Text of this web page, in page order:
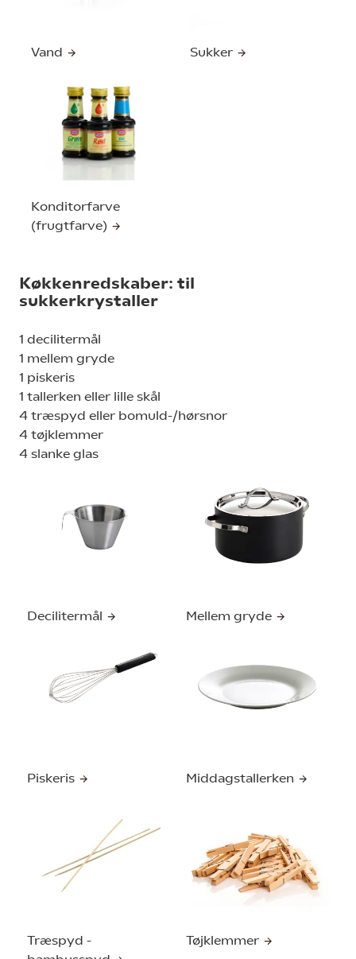
Vand Sukker
Konditorfarve
(frugtfarve)
Køkkenredskaber: til
sukkerkrystaller
1 decilitermål
1 mellem gryde
1 piskeris
1 tallerken eller lille skål
4 træspyd eller bomuld-/hørsnor
4 tøjklemmer
4 slanke glas
Decilitermål Mellem gryde
Piskeris Middagstallerken
Træspyd -
Tøjklemmer